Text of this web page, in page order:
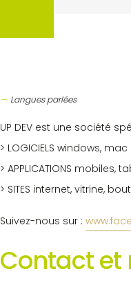
Langues parlées
UP DEV est une société
> LOGICIELS windows, mac
> APPLICATIONS
> SITES internet, vitrine,
Suivez-nous sur :
Contact et